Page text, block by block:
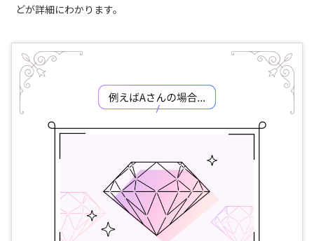
どが詳細にわかります。